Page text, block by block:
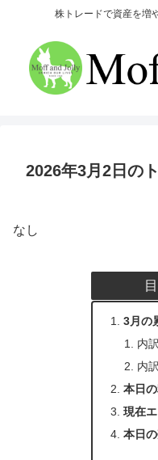
株トレードで資産を増
2026年3月2日の
なし
3月の
内
内
本日
現在
本日